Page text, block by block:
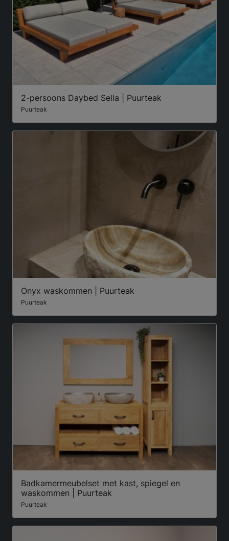
2-persoons Daybed Sella | Puurteak
Puurteak
Onyx waskommen | Puurteak
Puurteak
Badkamermeubelset met kast, spiegel en
waskommen | Puurteak
Puurteak